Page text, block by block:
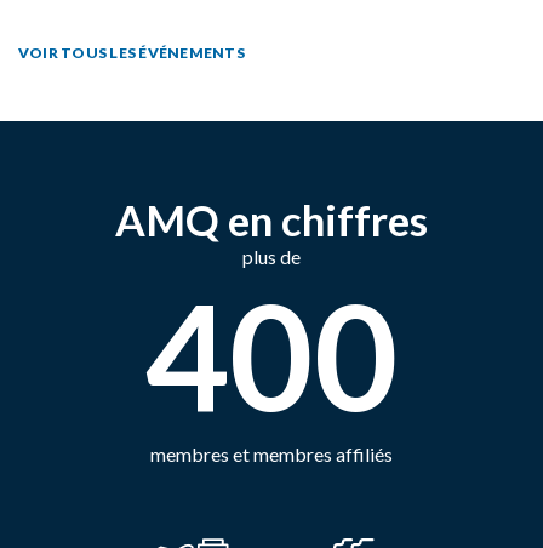
VOIR TOUS LES ÉVÉNEMENTS
AMQ en chiffres
plus de
400
membres et membres affiliés